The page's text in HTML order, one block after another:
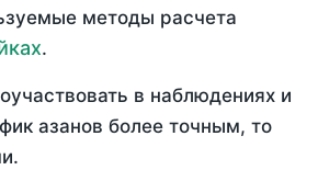
методы расчета
.
в наблюдениях и
азанов более точным, то